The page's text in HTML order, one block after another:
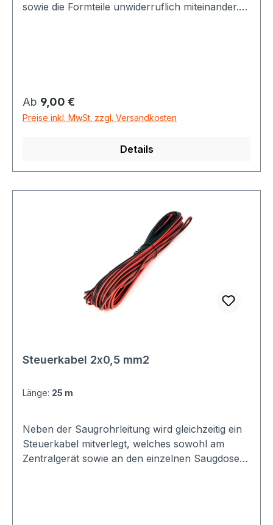
sowie die Formteile unwiderruflich miteinander.
Regulärer Preis:
Ab 9,00 €
Preise inkl. MwSt. zzgl. Versandkosten
Details
Steuerkabel 2x0,5 mm2
Länge: 25 m
Neben der Saugrohrleitung wird gleichzeitig ein
Steuerkabel mitverlegt, welches sowohl am
Zentralgerät sowie an den einzelnen Saugdosen